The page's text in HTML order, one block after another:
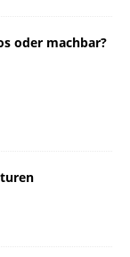
oder machbar?